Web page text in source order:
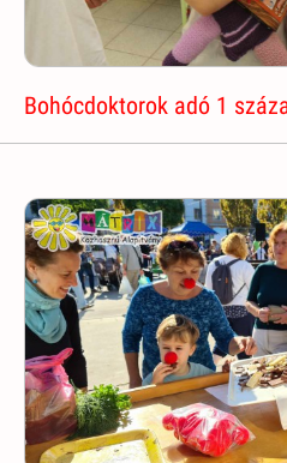
Bohócdoktorok adó 1